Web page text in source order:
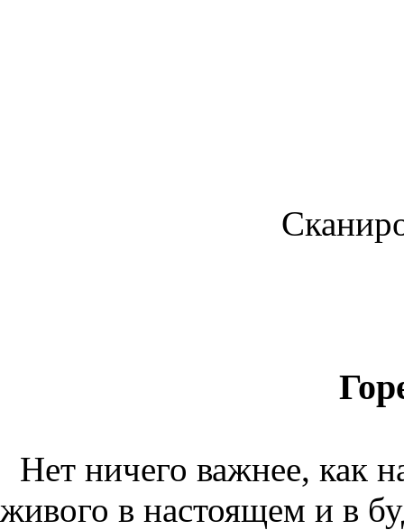
Нет ничего важнее, как
живого в настоящем и в